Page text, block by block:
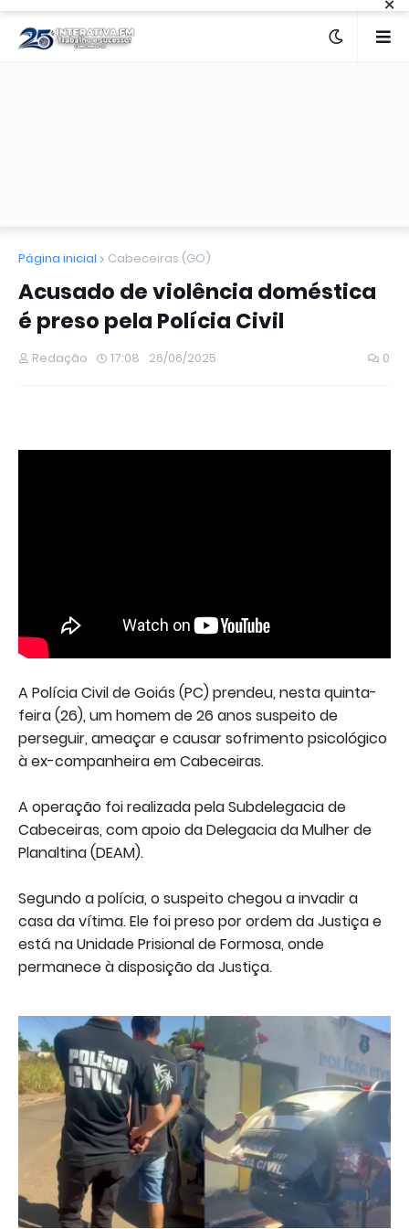
Página inicial Cabeceiras (GO)
Acusado de violência doméstica
é preso pela Polícia Civil
Redação 17:08 26/06/2025 0
A Polícia Civil de Goiás (PC) prendeu, nesta quinta-
feira (26), um homem de 26 anos suspeito de
perseguir, ameaçar e causar sofrimento psicológico
à ex-companheira em Cabeceiras.
A operação foi realizada pela Subdelegacia de
Cabeceiras, com apoio da Delegacia da Mulher de
Planaltina (DEAM).
Segundo a polícia, o suspeito chegou a invadir a
casa da vítima. Ele foi preso por ordem da Justiça e
está na Unidade Prisional de Formosa, onde
permanece à disposição da Justiça.